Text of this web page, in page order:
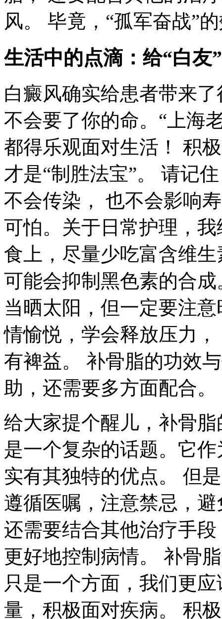
风。 毕竟，“孤军奋战”
生活中的点滴：给“白友
白癜风确实给患者带来
不会要了你的命。“上海
都得乐观面对生活！ 积
才是“制胜法宝”。 请记
不会传染， 也不会影响
可怕。关于日常护理，
食上，尽量少吃富含维
可能会抑制黑色素的合
当晒太阳，但一定要注
情愉悦，学会释放压力
有裨益。 补骨脂的功效
助，还需要多方面配合。
给大家提个醒儿，补骨
是一个复杂的话题。它
实有其独特的优点。 但
遵循医嘱，注意禁忌，
还需要结合其他治疗手
更好地控制病情。 补骨
只是一个方面，我们更
量，积极面对疾病。 积